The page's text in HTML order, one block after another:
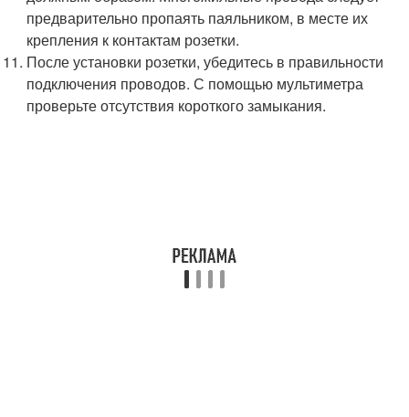
предварительно пропаять паяльником, в месте их
крепления к контактам розетки.
После установки розетки, убедитесь в правильности
подключения проводов. С помощью мультиметра
проверьте отсутствия короткого замыкания.